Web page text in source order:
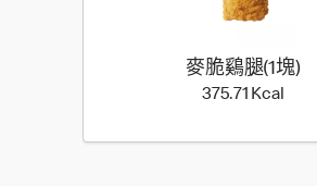
麥脆鷄腿(1塊)
375.71 Kcal